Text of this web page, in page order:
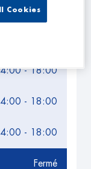
- 18:00
- 18:00
- 18:00
- 18:00
Fermé
Cookies